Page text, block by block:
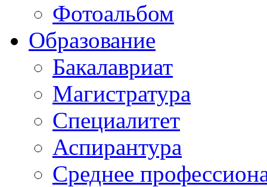
Фотоальбом
Образование
Бакалавриат
Магистратура
Специалитет
Аспирантура
Среднее